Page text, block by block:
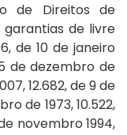
de Direitos de
garantias de livre
de 10 de janeiro
de dezembro de
12.682, de 9 de
de 1973, 10.522,
novembro 1994,